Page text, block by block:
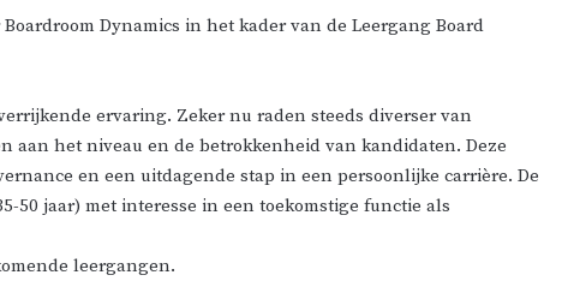
Dynamics in het kader van de Leergang Board
ervaring. Zeker nu raden steeds diverser van
aan het niveau en de betrokkenheid van kandidaten. Deze
en een uitdagende stap in een persoonlijke carrière. De
50 jaar) met interesse in een toekomstige functie als
leergangen.